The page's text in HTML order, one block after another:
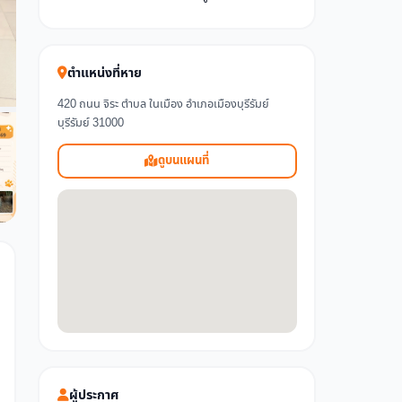
ตำแหน่งที่หาย
420 ถนน จิระ ตำบล ในเมือง อำเภอเมืองบุรีรัมย์
บุรีรัมย์ 31000
ดูบนแผนที่
ผู้ประกาศ